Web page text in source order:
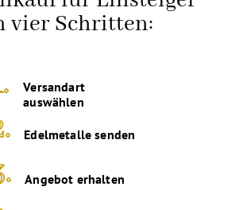
vier Schritten:
Versandart
auswählen
Edelmetalle senden
Angebot erhalten